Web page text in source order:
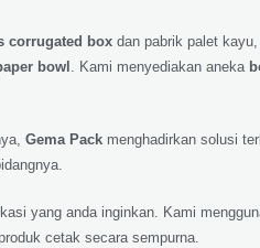
corrugated box dan pabrik palet
bowl . Kami menyediakan aneka
Gema Pack menghadirkan solusi
yang anda inginkan. Kami
cetak secara sempurna.